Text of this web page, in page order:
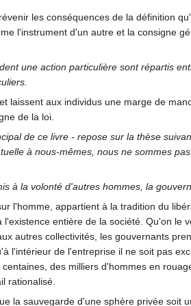
les conséquences de la définition
l'instrument d'un autre et la consigne
une action particulière sont répartis
laissent aux individus une marge de
de la loi.
de ce livre - repose sur la thèse
à nous-mêmes, nous ne sommes
à la volonté d'autres hommes, la
l'homme, appartient à la tradition du
entière de la société. Qu'on
autres collectivités, les gouvernants
l'intérieur de l'entreprise il ne soit pas
des milliers d'hommes en
rationalisé.
la sauvegarde d'une sphère privée soit